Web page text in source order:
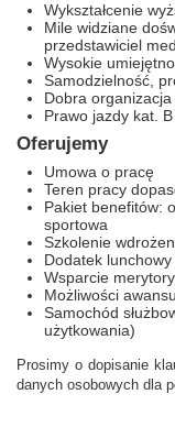
Wykształcenie
Mile widziane
przedstawiciel
Wysokie
Samodzielność,
Dobra
Prawo jazdy kat. B
Oferujemy
Umowa o pracę
Teren pracy
Pakiet benefitów:
sportowa
Szkolenie
Dodatek lunchowy
Wsparcie
Możliwości awansu
Samochód
użytkowania)
Prosimy o dopisanie
danych osobowych dla